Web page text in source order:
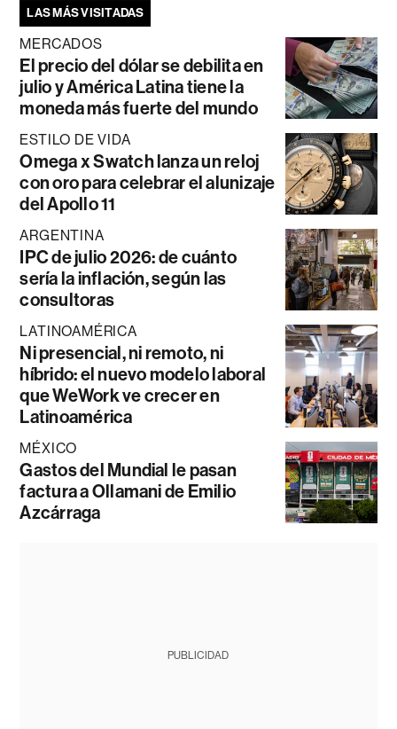
LAS MÁS VISITADAS
MERCADOS
El precio del dólar se debilita en
julio y América Latina tiene la
moneda más fuerte del mundo
ESTILO DE VIDA
Omega x Swatch lanza un reloj
con oro para celebrar el alunizaje
del Apollo 11
ARGENTINA
IPC de julio 2026: de cuánto
sería la inflación, según las
consultoras
LATINOAMÉRICA
Ni presencial, ni remoto, ni
híbrido: el nuevo modelo laboral
que WeWork ve crecer en
Latinoamérica
MÉXICO
Gastos del Mundial le pasan
factura a Ollamani de Emilio
Azcárraga
PUBLICIDAD